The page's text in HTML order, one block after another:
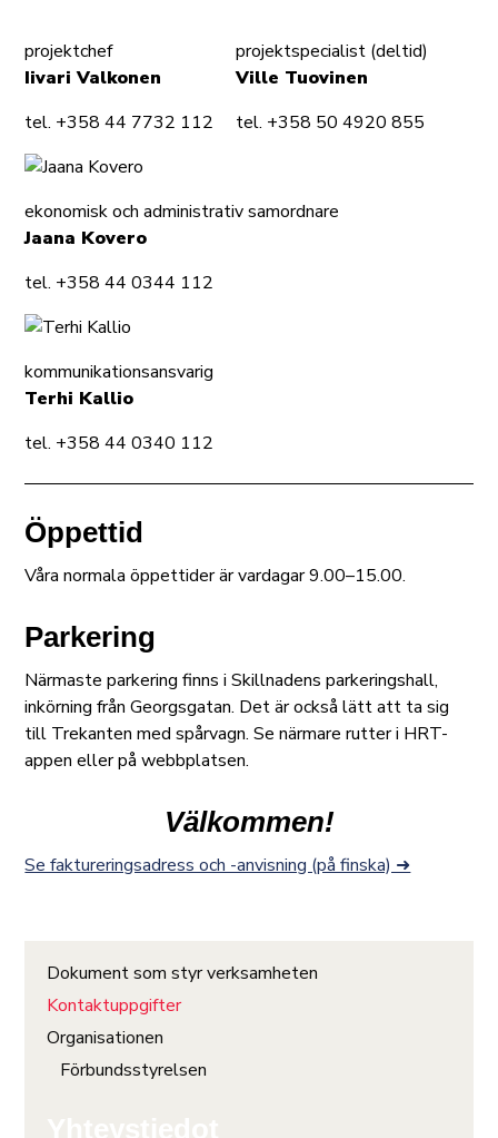
projektchef
Iivari Valkonen
tel. +358 44 7732 112
projektspecialist (deltid)
Ville Tuovinen
tel. +358 50 4920 855
ekonomisk och administrativ samordnare
Jaana Kovero
tel. +358 44 0344 112
kommunikationsansvarig
Terhi Kallio
tel. +358 44 0340 112
Öppettid
Våra normala öppettider är vardagar 9.00–15.00.
Parkering
Närmaste parkering finns i Skillnadens parkeringshall,
inkörning från Georgsgatan. Det är också lätt att ta sig
till Trekanten med spårvagn. Se närmare rutter i HRT-
appen eller på webbplatsen.
Välkommen!
Se faktureringsadress och -anvisning (på finska) ➜
Dokument som styr verksamheten
Kontaktuppgifter
Organisationen
Förbundsstyrelsen